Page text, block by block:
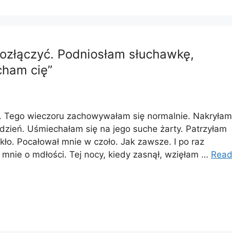
Podniosłam słuchawkę,
cię”
Tego wieczoru zachowywałam się normalnie. Nakryłam
Uśmiechałam się na jego suche żarty. Patrzyłam
Pocałował mnie w czoło. Jak zawsze. I po raz
o mdłości. Tej nocy, kiedy zasnął, wzięłam … Read